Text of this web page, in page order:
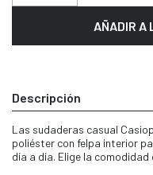
AÑADIR A
Descripción
Las sudaderas casual
poliéster con felpa interior
día a día. Elige la comodidad